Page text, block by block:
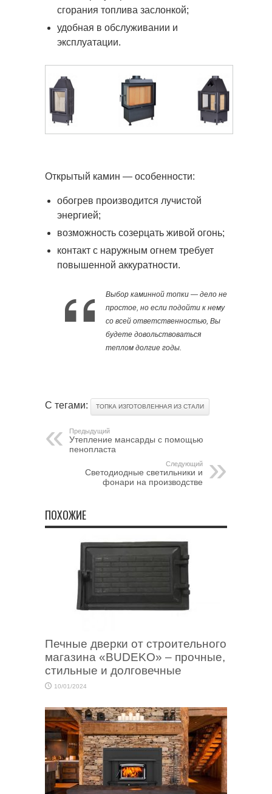
сгорания топлива заслонкой;
удобная в обслуживании и
эксплуатации.
Открытый камин — особенности:
обогрев производится лучистой
энергией;
возможность созерцать живой огонь;
контакт с наружным огнем требует
повышенной аккуратности.
Выбор каминной топки — дело не
простое, но если подойти к нему
со всей ответственностью, Вы
будете довольствоваться
теплом долгие годы.
С тегами: ТОПКА ИЗГОТОВЛЕННАЯ ИЗ СТАЛИ
Предыдущий
Утепление мансарды с помощью
пенопласта
Следующий
Светодиодные светильники и
фонари на производстве
ПОХОЖИЕ
Печные дверки от строительного
магазина «BUDEKO» – прочные,
стильные и долговечные
10/01/2024